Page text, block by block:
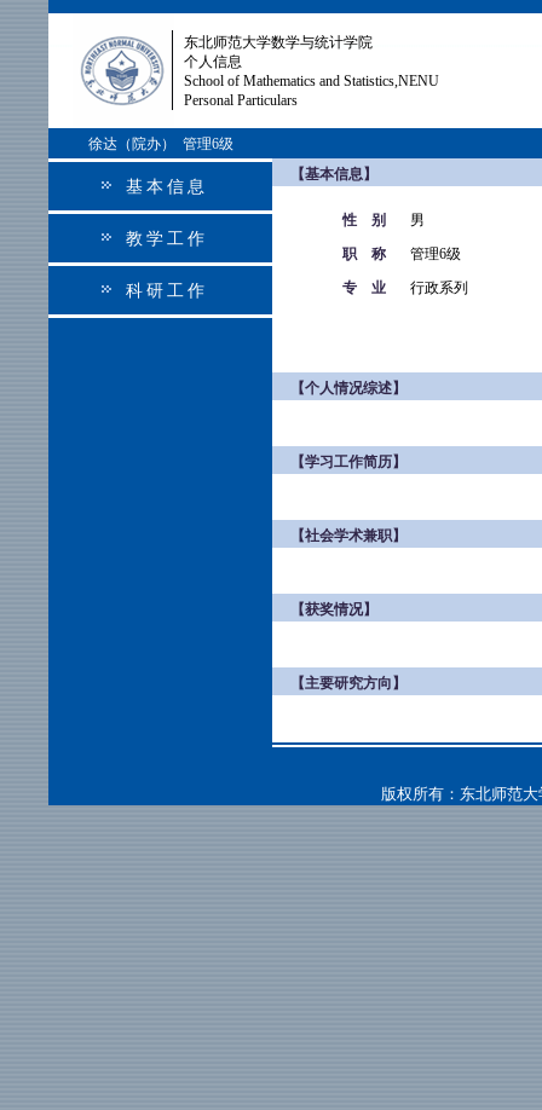
东北师范大学数学与统计学院
个人信息
School of Mathematics and Statistics,NENU
Personal Particulars
徐达（院办） 管理6级
基本信息
教学工作
科研工作
【基本信息】
性 别
男
职 称
管理6级
专 业
行政系列
【个人情况综述】
【学习工作简历】
【社会学术兼职】
【获奖情况】
【主要研究方向】
版权所有：东北师范